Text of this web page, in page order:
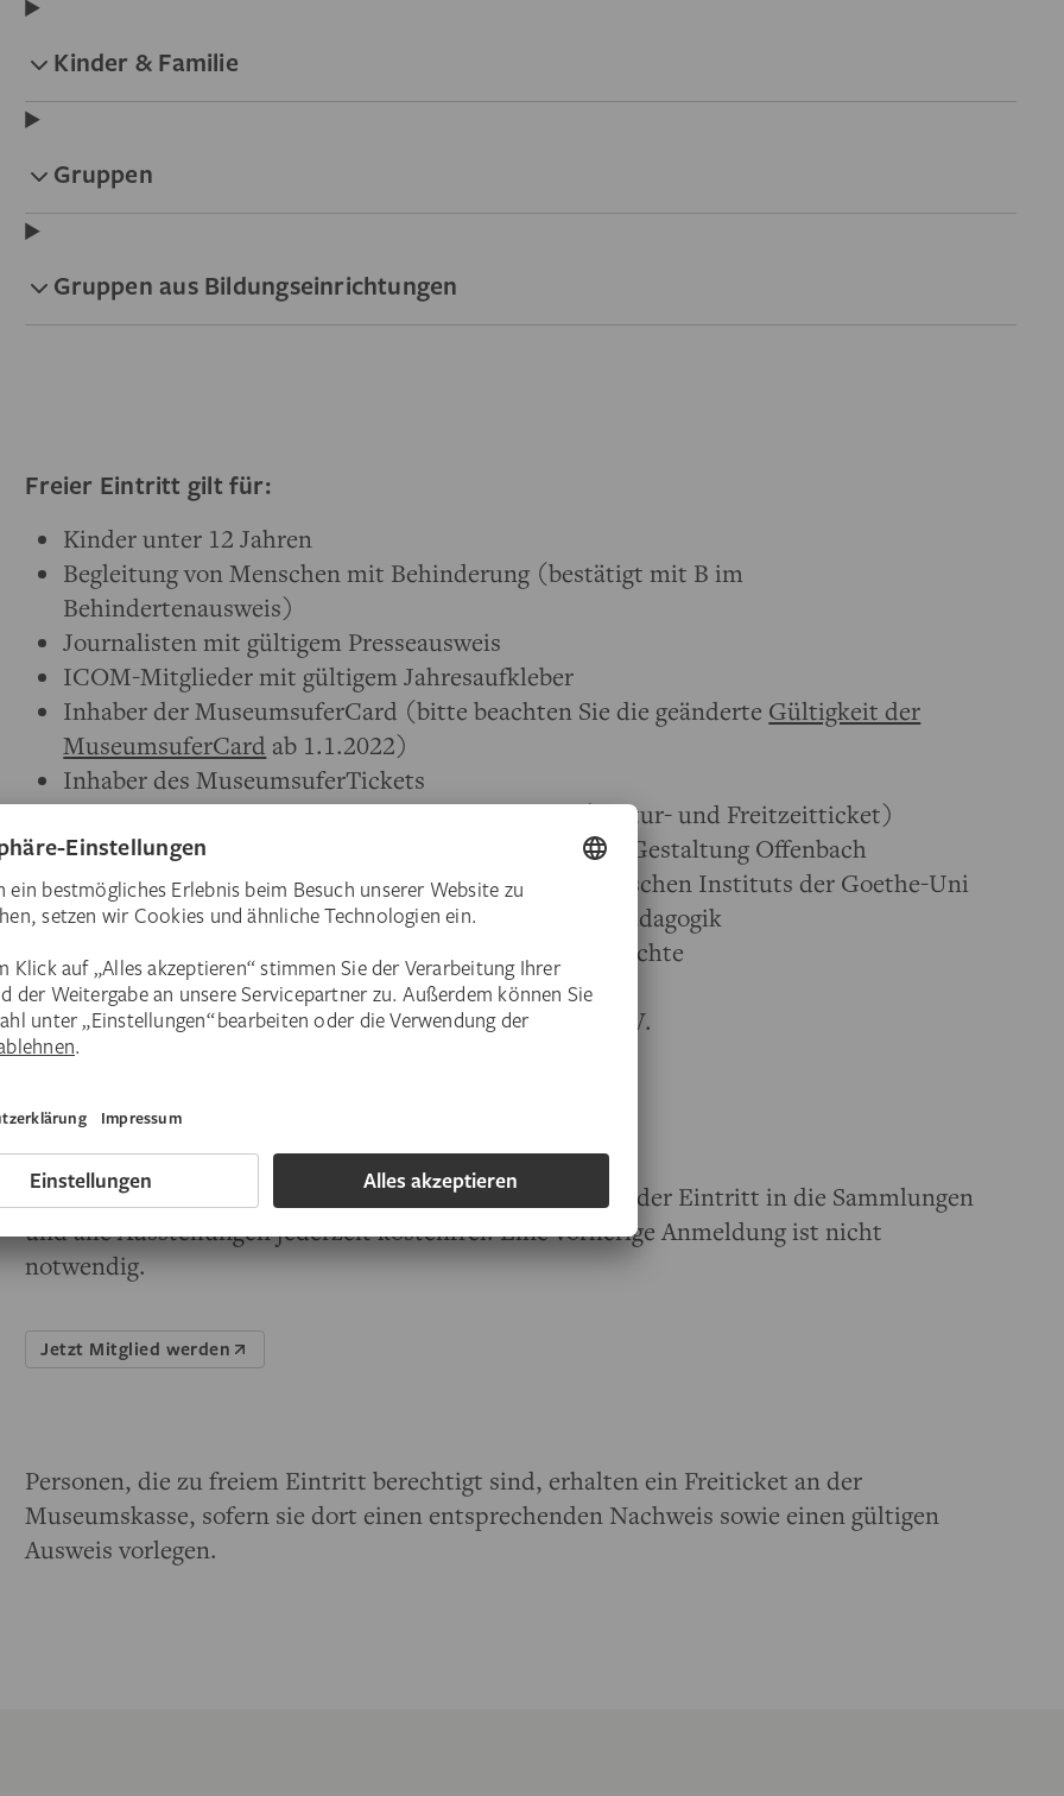
Kinder & Familie
Gruppen
Gruppen aus Bildungseinrichtungen
Freier Eintritt gilt für:
Kinder unter 12 Jahren
Begleitung von Menschen mit Behinderung (bestätigt mit B im
Behindertenausweis)
Journalisten mit gültigem Presseausweis
ICOM-Mitglieder mit gültigem Jahresaufkleber
Inhaber der MuseumsuferCard (bitte beachten Sie die geänderte Gültigkeit der
MuseumsuferCard ab 1.1.2022)
Inhaber des MuseumsuferTickets
Kinder und Jugendliche mit dem KUFTI Ticket (Kultur- und Freitzeitticket)
Studenten der Städelschule und der Hochschule für Gestaltung Offenbach
Mitglieder des Kunstgeschichtlichen und Archäologischen Instituts der Goethe-Uni
Frankfurt sowie Mitglieder des Fachbereichs Kunstpädagogik
Mitglieder des Deutschen Verbandes für Kunstgeschichte
Inhaber der Hessischen Ehrenamtskarte
Mitglieder der Frankfurter Stadt- und Gästeführer e.V.
Inhaber der JuLeiCa (Jugendleiter-Card Frankfurt)
Für Mitglieder des
Städelvereinsund desStädelclubs
ist der Eintritt in die Sammlungen
und alle Ausstellungen jederzeit kostenfrei. Eine vorherige Anmeldung ist nicht
notwendig.
Jetzt Mitglied werden
Personen, die zu freiem Eintritt berechtigt sind, erhalten ein Freiticket an der
Museumskasse, sofern sie dort einen entsprechenden Nachweis sowie einen gültigen
Ausweis vorlegen.